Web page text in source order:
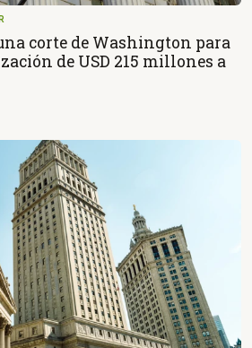
corte de Washington para
de USD 215 millones a